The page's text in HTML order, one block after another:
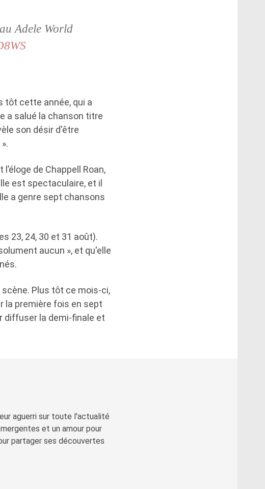
Adele World
tôt cette année, qui a
a salué la chanson titre
son désir d'être
de Chappell Roan,
est spectaculaire, et il
a genre sept chansons
23, 24, 30 et 31 août).
aucun », et qu'elle
Plus tôt ce mois-ci,
la première fois en sept
diffuser la demi-finale et
aguerri sur toute l'actualité
et un amour pour
partager ses découvertes